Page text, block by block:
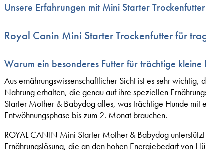
Unsere Erfahrungen mit Mini Starter
Royal Canin Mini Starter Trockenfutter für
Warum ein besonderes Futter für trächtige
Aus ernährungswissenschaftlicher Sicht ist es sehr
Nahrung erhalten, die genau auf ihre speziellen
Starter Mother & Babydog alles, was trächtige Hunde
Entwöhnungsphase bis zum 2. Monat brauchen.
ROYAL CANIN Mini Starter Mother & Babydog
Ernährungslösung, die an den hohen Energiebedarf von